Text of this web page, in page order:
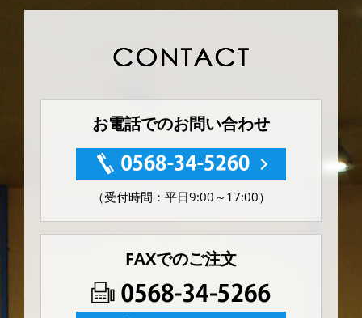
お電話でのお問い合わせ
（受付時間：平日9:00～17:00）
FAXでのご注文